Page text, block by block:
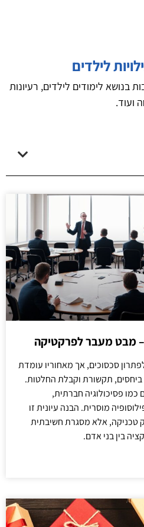
לילדים
בנושא לימודים לילדים, רעיונות
ועוד.
– מבט מעבר לפרקטיקה
סכסוכים, אך מאחוריו עומדת
תקשורת וקבלת החלטות.
כמו פסיכולוגיה חברתית,
מוסרית. הבנה עיונית זו
טכניקה, אלא מסגרת חשיבתית
בין בני אדם.